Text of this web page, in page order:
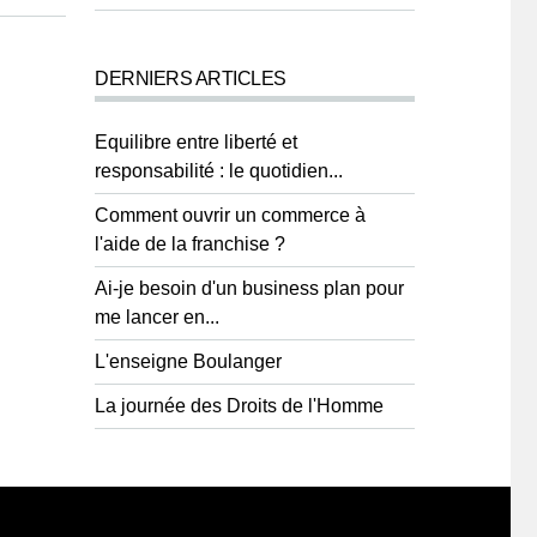
DERNIERS ARTICLES
Equilibre entre liberté et
responsabilité : le quotidien...
Comment ouvrir un commerce à
l'aide de la franchise ?
Ai-je besoin d'un business plan pour
me lancer en...
L'enseigne Boulanger
La journée des Droits de l'Homme